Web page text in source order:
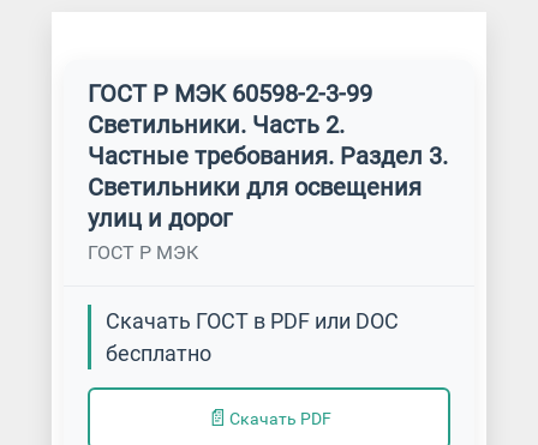
ГОСТ Р МЭК 60598-2-3-99
Светильники. Часть 2.
Частные требования. Раздел 3.
Светильники для освещения
улиц и дорог
ГОСТ Р МЭК
Скачать ГОСТ в PDF или DOC
бесплатно
📄 Скачать PDF